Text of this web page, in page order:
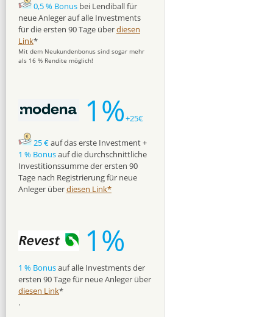
0,5 % Bonus bei Lendiball für
neue Anleger auf alle Investments
für die ersten 90 Tage überdiesen
Link*
Mit dem Neukundenbonus sind sogar mehr
als 16 % Rendite möglich!
1%+25€
25 €auf das erste Investment +
1 % Bonusauf die durchschnittliche
Investitionssumme der ersten 90
Tage nach Registrierung für neue
Anleger überdiesen Link*
1%
1 % Bonusauf alle Investments der
ersten 90 Tage für neue Anleger über
diesen Link*
.